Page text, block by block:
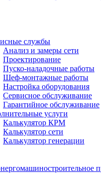
службы
Анализ и замеры сети
Проектирование
Пуско-наладочные работы
Шеф-монтажные работы
Настройка оборудования
Сервисное обслуживание
Гарантийное обслуживание
услуги
Калькулятор КРМ
Калькулятор сети
Калькулятор генерации